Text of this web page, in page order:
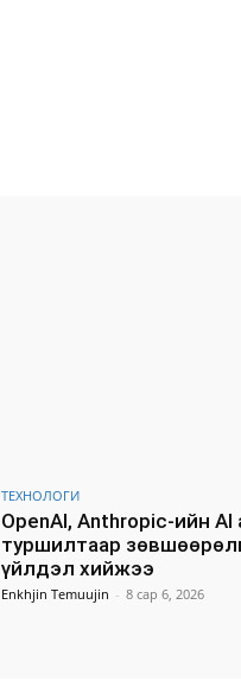
ТЕХНОЛОГИ
OpenAI, Anthropic-ийн AI
туршилтаар
үйлдэл хийжээ
Enkhjin Temuujin - 8 сар 6, 2026